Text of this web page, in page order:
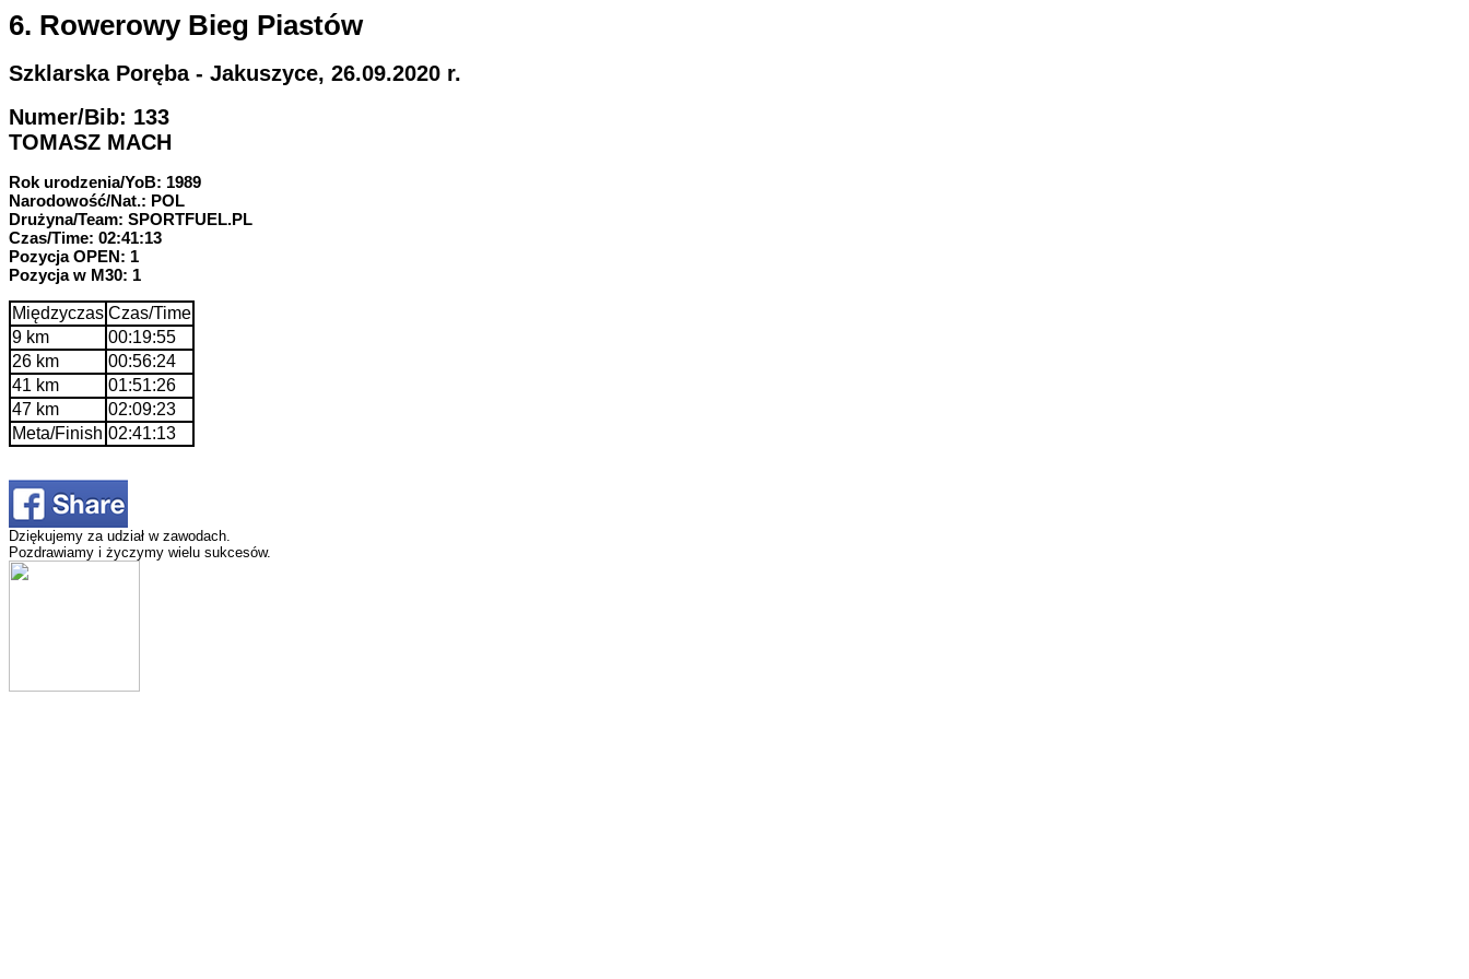
6. Rowerowy Bieg Piastów
Szklarska Poręba - Jakuszyce, 26.09.2020 r.
Numer/Bib: 133
TOMASZ MACH
Rok urodzenia/YoB: 1989
Narodowość/Nat.: POL
Drużyna/Team: SPORTFUEL.PL
Czas/Time: 02:41:13
Pozycja OPEN: 1
Pozycja w M30: 1
Międzyczas Czas/Time
9 km
00:19:55
26 km
00:56:24
41 km
01:51:26
47 km
02:09:23
Meta/Finish 02:41:13
Dziękujemy za udział w zawodach.
Pozdrawiamy i życzymy wielu sukcesów.